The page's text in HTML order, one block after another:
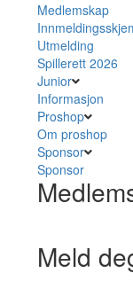
Medlemskap
Utmelding
Spillerett 2026
Junior
Informasjon
Proshop
Om proshop
Sponsor
Sponsor
Meld